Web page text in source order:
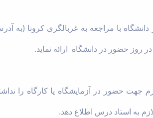
با مراجعه به غربالگری کرونا (به
روز حضور در دانشگاه ارائه نماید.
حضور در آزمایشگاه یا کارگاه را
به استاد درس اطلاع دهد.